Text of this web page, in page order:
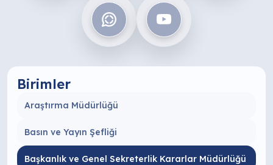
Birimler
Araştırma Müdürlüğü
Basın ve Yayın Şefliği
Başkanlık ve Genel Sekreterlik Kararlar Müdürlüğü